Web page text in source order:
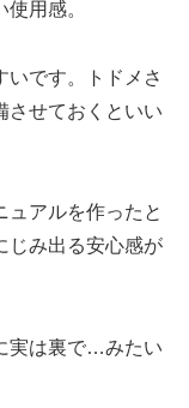
用感。
いです。トドメさ
させておくといい
ュアルを作ったと
じみ出る安心感が
実は裏で…みたい